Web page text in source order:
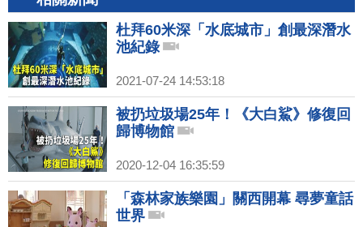
杜拜60米深「水底城市」創最深潛水
池紀錄
2021-07-24 14:53:18
被扔垃圾場25年！《大白鯊》修復回
歸博物館
2020-12-04 16:35:59
「森林家族樂園」關西開幕 尋夢童話
世界